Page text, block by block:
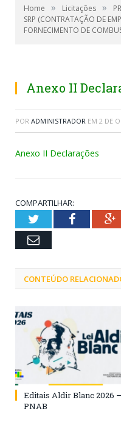
Home » Licitações »
SRP (CONTRATAÇÃO DE
FORNECIMENTO DE
Anexo II
POR ADMINISTRADOR EM 2 DE
Anexo II Declarações
COMPARTILHAR:
TwitterFacebook
Email
CONTEÚDO
Editais Aldir Blanc 2026 –
PNAB